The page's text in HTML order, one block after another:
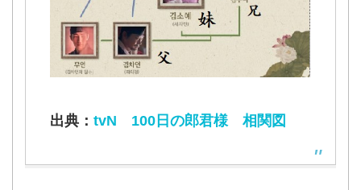
出典： tvN 100日の郎君様 相関図